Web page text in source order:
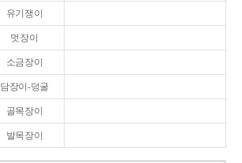
유기쟁이
멋장이
소금장이
담장이-덩굴
골목장이
발목장이